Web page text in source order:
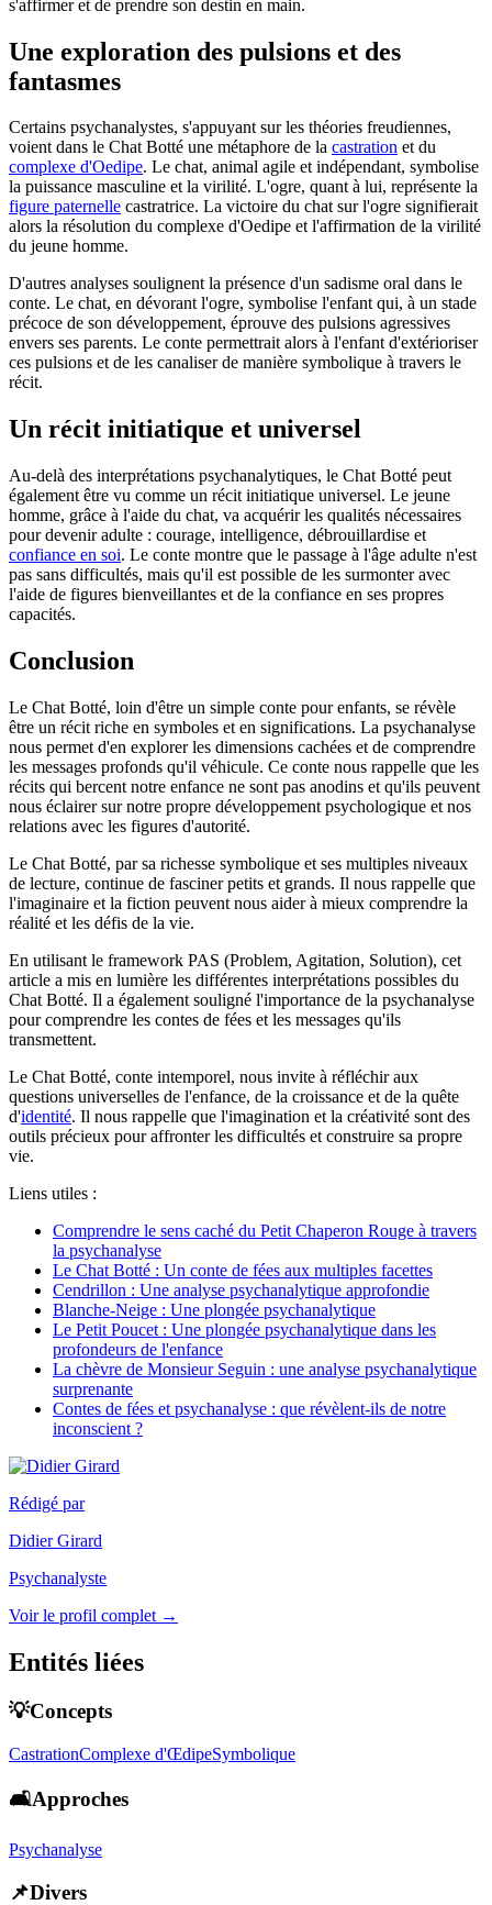
s'affirmer et de prendre son destin en main.
Une exploration des pulsions et des
fantasmes
Certains psychanalystes, s'appuyant sur les théories freudiennes,
voient dans le Chat Botté une métaphore de la castration et du
complexe d'Oedipe. Le chat, animal agile et indépendant, symbolise
la puissance masculine et la virilité. L'ogre, quant à lui, représente la
figure paternelle castratrice. La victoire du chat sur l'ogre signifierait
alors la résolution du complexe d'Oedipe et l'affirmation de la virilité
du jeune homme.
D'autres analyses soulignent la présence d'un sadisme oral dans le
conte. Le chat, en dévorant l'ogre, symbolise l'enfant qui, à un stade
précoce de son développement, éprouve des pulsions agressives
envers ses parents. Le conte permettrait alors à l'enfant d'extérioriser
ces pulsions et de les canaliser de manière symbolique à travers le
récit.
Un récit initiatique et universel
Au-delà des interprétations psychanalytiques, le Chat Botté peut
également être vu comme un récit initiatique universel. Le jeune
homme, grâce à l'aide du chat, va acquérir les qualités nécessaires
pour devenir adulte : courage, intelligence, débrouillardise et
confiance en soi. Le conte montre que le passage à l'âge adulte n'est
pas sans difficultés, mais qu'il est possible de les surmonter avec
l'aide de figures bienveillantes et de la confiance en ses propres
capacités.
Conclusion
Le Chat Botté, loin d'être un simple conte pour enfants, se révèle
être un récit riche en symboles et en significations. La psychanalyse
nous permet d'en explorer les dimensions cachées et de comprendre
les messages profonds qu'il véhicule. Ce conte nous rappelle que les
récits qui bercent notre enfance ne sont pas anodins et qu'ils peuvent
nous éclairer sur notre propre développement psychologique et nos
relations avec les figures d'autorité.
Le Chat Botté, par sa richesse symbolique et ses multiples niveaux
de lecture, continue de fasciner petits et grands. Il nous rappelle que
l'imaginaire et la fiction peuvent nous aider à mieux comprendre la
réalité et les défis de la vie.
En utilisant le framework PAS (Problem, Agitation, Solution), cet
article a mis en lumière les différentes interprétations possibles du
Chat Botté. Il a également souligné l'importance de la psychanalyse
pour comprendre les contes de fées et les messages qu'ils
transmettent.
Le Chat Botté, conte intemporel, nous invite à réfléchir aux
questions universelles de l'enfance, de la croissance et de la quête
d'identité. Il nous rappelle que l'imagination et la créativité sont des
outils précieux pour affronter les difficultés et construire sa propre
vie.
Liens utiles :
Comprendre le sens caché du Petit Chaperon Rouge à travers
la psychanalyse
Le Chat Botté : Un conte de fées aux multiples facettes
Cendrillon : Une analyse psychanalytique approfondie
Blanche-Neige : Une plongée psychanalytique
Le Petit Poucet : Une plongée psychanalytique dans les
profondeurs de l'enfance
La chèvre de Monsieur Seguin : une analyse psychanalytique
surprenante
Contes de fées et psychanalyse : que révèlent-ils de notre
inconscient ?
Rédigé par
Didier Girard
Psychanalyste
Voir le profil complet →
Entités liées
💡Concepts
CastrationComplexe d'ŒdipeSymbolique
🛋️Approches
Psychanalyse
📌Divers